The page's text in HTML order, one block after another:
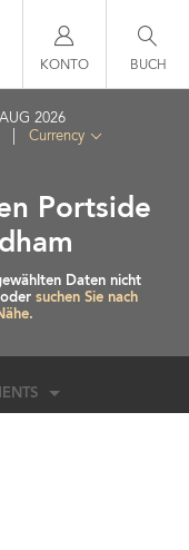
KONTO BUCH
2026
Currency
Portside
Daten nicht
oder suchen Sie nach